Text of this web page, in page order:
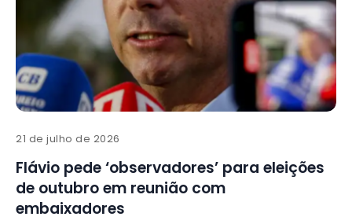
21 de julho de 2026
Flávio pede ‘observadores’ para eleições
de outubro em reunião com
embaixadores